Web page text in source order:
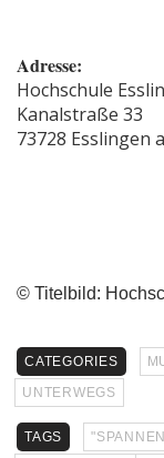
Adresse:
Hochschule
Kanalstraße 33
73728 Esslingen
© Titelbild:
CATEGORIES
UNTERWEGS
TAGS